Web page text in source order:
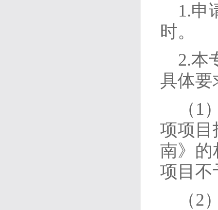
1.申
时。
2.本
具体要
（
项项目
南》的
项目不
（